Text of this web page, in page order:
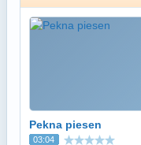
Pekna piesen
03:04